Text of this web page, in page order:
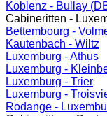
Koblenz - Bullay
Cabineritten -
Bettembourg -
Kautenbach - Wiltz
Luxemburg - Athus
Luxemburg -
Luxemburg - Trier
Luxemburg -
Rodange -